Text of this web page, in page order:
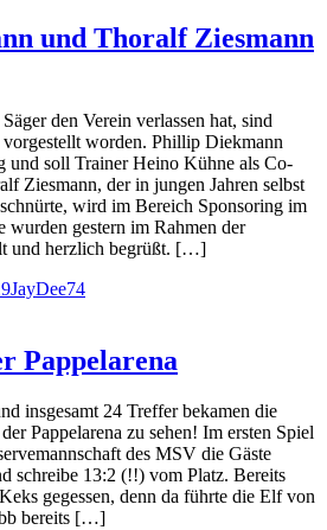
und Thoralf Ziesmann
den Verein verlassen hat, sind
vorgestellt worden. Phillip Diekmann
und soll Trainer Heino Kühne als Co-
Ziesmann, der in jungen Jahren selbst
wird im Bereich Sponsoring im
gestern im Rahmen der
und herzlich begrüßt. […]
Pappelarena
insgesamt 24 Treffer bekamen die
Pappelarena zu sehen! Im ersten Spiel
des MSV die Gäste
schreibe 13:2 (!!) vom Platz. Bereits
gegessen, denn da führte die Elf von
bereits […]